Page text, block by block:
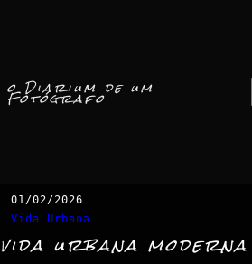
o Diarium de um
Fotógrafo
01/02/2026
Vida Urbana
vida urbana moderna